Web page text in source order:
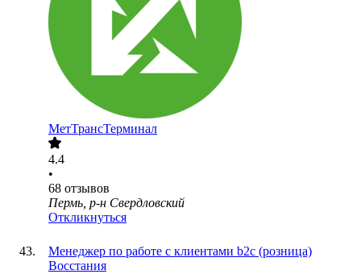
МетТрансТерминал
4.4
•
68 отзывов
Пермь, р-н Свердловский
Откликнуться
Менеджер по работе с клиентами b2c (розница)
Восстания